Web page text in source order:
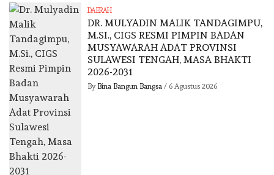
DAERAH
DR. MULYADIN MALIK TANDAGIMPU,
M.SI., CIGS RESMI PIMPIN BADAN
MUSYAWARAH ADAT PROVINSI
SULAWESI TENGAH, MASA BHAKTI
2026-2031
By Bina Bangun Bangsa / 6 Agustus 2026